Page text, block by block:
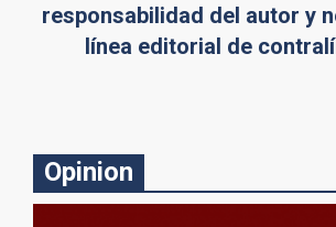
responsabilidad del autor y
línea editorial de
Opinion